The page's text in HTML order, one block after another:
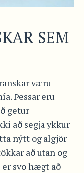
SEM
væru
Þessar eru
getur
að segja ykkur
nýtt og algjör
að utan og
svo hægt að